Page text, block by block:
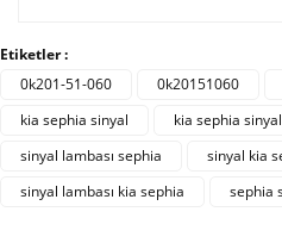
Yorum
Görüş ve önerileriniz için
Etiketler :
0k201-51-060
0k20151060
kia sephia sinyal
kia sephia
sinyal lambası sephia
sinyal kia
sinyal lambası kia sephia
sephia